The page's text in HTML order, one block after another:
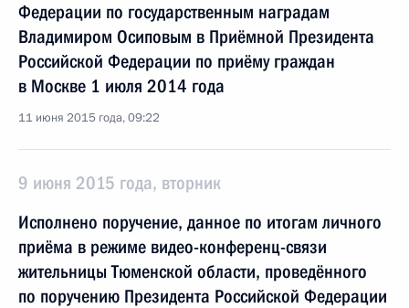
Федерации по государственным наградам
Владимиром Осиповым в Приёмной Президента
Российской Федерации по приёму граждан
в Москве 1 июля 2014 года
11 июня 2015 года, 09:22
9 июня 2015 года, вторник
Исполнено поручение, данное по итогам личного
приёма в режиме видео-конференц-связи
жительницы Тюменской области, проведённого
по поручению Президента Российской Федерации